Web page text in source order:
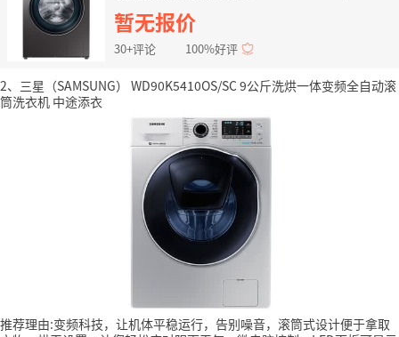
暂无报价
30+评论 100%好评
2、三星（SAMSUNG） WD90K5410OS/SC 9公斤洗烘一体变频全自动滚
筒洗衣机 中途添衣
推荐理由:变频科技，让机体平稳运行，告别噪音，滚筒式设计便于拿取